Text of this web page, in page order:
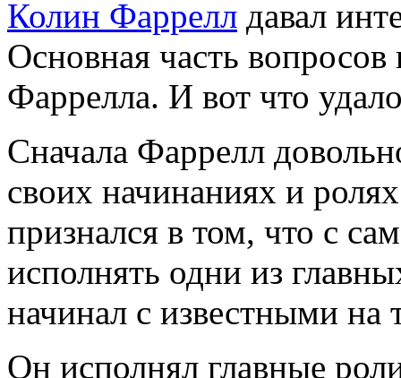
Колин Фаррелл давал
Основная часть вопросов
Фаррелла. И вот что
Сначала Фаррелл
своих начинаниях и
признался в том, что с
исполнять одни из
начинал с известными на
Он исполнял главные